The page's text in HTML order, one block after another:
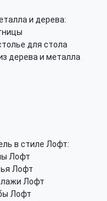
и дерева:
для стола
дерева и металла
в стиле Лофт:
Лофт
Лофт
Лофт
Лофт